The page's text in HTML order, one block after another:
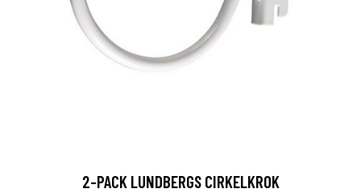
2-PACK LUNDBERGS CIRKELKROK